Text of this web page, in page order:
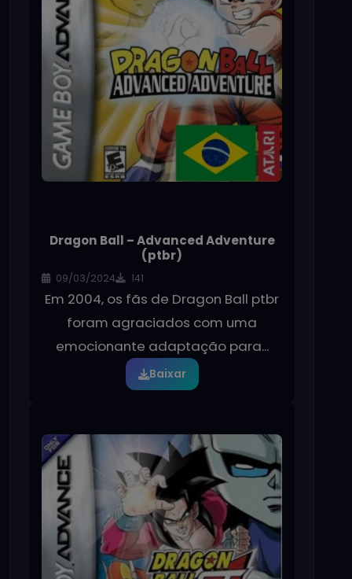
Dragon Ball – Advanced Adventure
(ptbr)
09/03/2024 141
Em 2004, os fãs de Dragon Ball ptbr
foram agraciados com uma
emocionante adaptação para...
Baixar